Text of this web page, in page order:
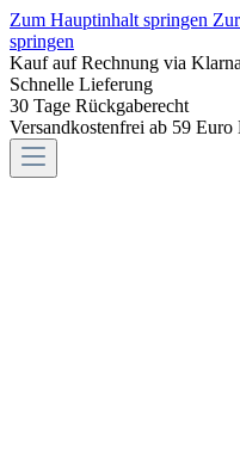
Zum Hauptinhalt springen
springen
Kauf auf Rechnung via Klarna
Schnelle Lieferung
30 Tage Rückgaberecht
Versandkostenfrei ab 59 Euro